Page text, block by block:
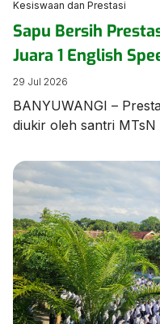
Kesiswaan dan Prestasi
Sapu Bersih
Juara 1 English
Banyuwangi
29 Jul 2026
BANYUWANGI –
diukir oleh santri
sebagai Juara 1 dalam
Contest yang
Banyuwangi pada
Banyuwangi.
perjuangan ekstra
[…]